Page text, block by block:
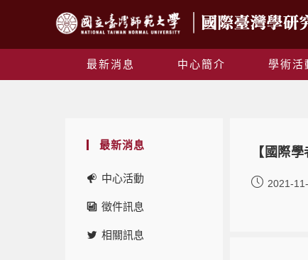
最新消息 中心簡介 學術活
最新消息
中心活動
徵件訊息
相關訊息
【國際
2021-